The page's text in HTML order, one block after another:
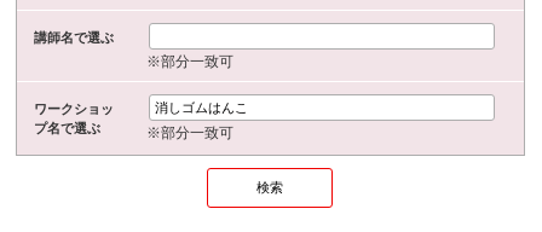
講師名で選ぶ
※部分一致可
ワークショッ
プ名で選ぶ
※部分一致可